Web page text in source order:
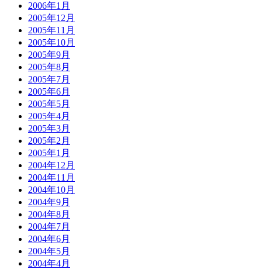
2006年1月
2005年12月
2005年11月
2005年10月
2005年9月
2005年8月
2005年7月
2005年6月
2005年5月
2005年4月
2005年3月
2005年2月
2005年1月
2004年12月
2004年11月
2004年10月
2004年9月
2004年8月
2004年7月
2004年6月
2004年5月
2004年4月